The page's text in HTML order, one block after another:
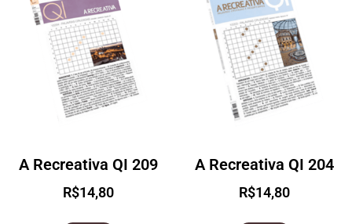
A Recreativa QI 209
R$14,80
A Recreativa QI 204
R$14,80